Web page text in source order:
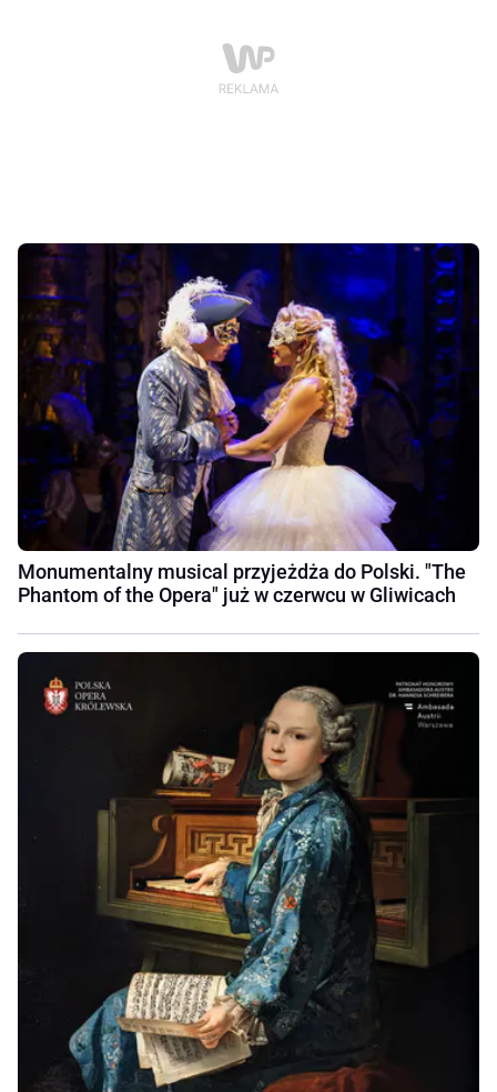
Monumentalny musical przyjeżdża do Polski. "The
Phantom of the Opera" już w czerwcu w Gliwicach